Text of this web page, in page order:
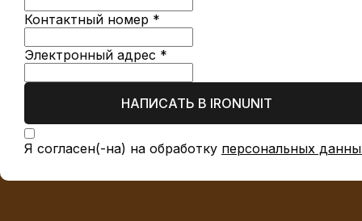
Контактный номер *
Электронный адрес *
НАПИСАТЬ В IRONUNIT
Я согласен(-на) на обработку персональных